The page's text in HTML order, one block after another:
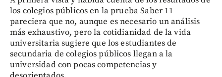
los colegios públicos en la prueba Saber 11
pareciera que no, aunque es necesario un análisis
más exhaustivo, pero la cotidianidad de la vida
universitaria sugiere que los estudiantes de
secundaria de colegios públicos llegan a la
universidad con pocas competencias y